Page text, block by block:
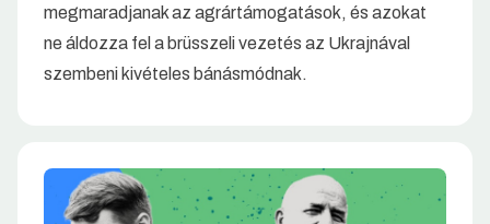
megmaradjanak az agrártámogatások, és azokat
ne áldozza fel a brüsszeli vezetés az Ukrajnával
szembeni kivételes bánásmódnak.